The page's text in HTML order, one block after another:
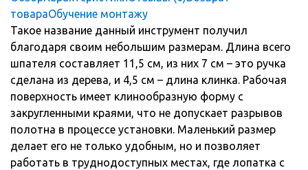
товараОбучение монтажу
Такое название данный инструмент получил
благодаря своим небольшим размерам. Длина всего
шпателя составляет 11,5 см, из них 7 см – это ручка
сделана из дерева, и 4,5 см – длина клинка. Рабочая
поверхность имеет клинообразную форму с
закругленными краями, что не допускает разрывов
полотна в процессе установки. Маленький размер
делает его не только удобным, но и позволяет
работать в труднодоступных местах, где лопатка с